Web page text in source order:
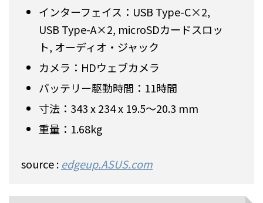
インターフェイス：USB Type-C×2,
USB Type-A×2, microSDカードスロッ
ト, オーディオ・ジャック
カメラ：HDウェブカメラ
バッテリー駆動時間：11時間
寸法：343 x 234 x 19.5〜20.3 mm
重量：1.68kg
source : edgeup.ASUS.com